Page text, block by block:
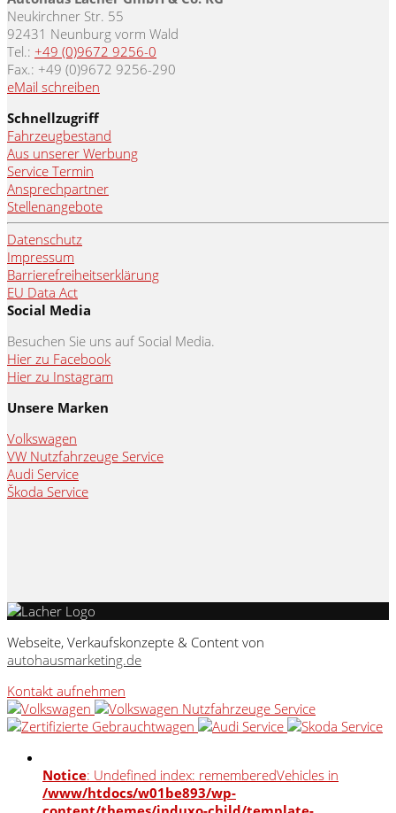
Neukirchner Str. 55
92431 Neunburg vorm Wald
Tel.: +49 (0)9672 9256-0
Fax.: +49 (0)9672 9256-290
eMail schreiben
Schnellzugriff
Fahrzeugbestand
Aus unserer Werbung
Service Termin
Ansprechpartner
Stellenangebote
Datenschutz
Impressum
Barrierefreiheitserklärung
EU Data Act
Social Media
Besuchen Sie uns auf Social Media.
Hier zu Facebook
Hier zu Instagram
Unsere Marken
Volkswagen
VW Nutzfahrzeuge Service
Audi Service
Škoda Service
Webseite, Verkaufskonzepte & Content von
autohausmarketing.de
Kontakt aufnehmen
Notice: Undefined index: rememberedVehicles in
/www/htdocs/w01be893/wp-